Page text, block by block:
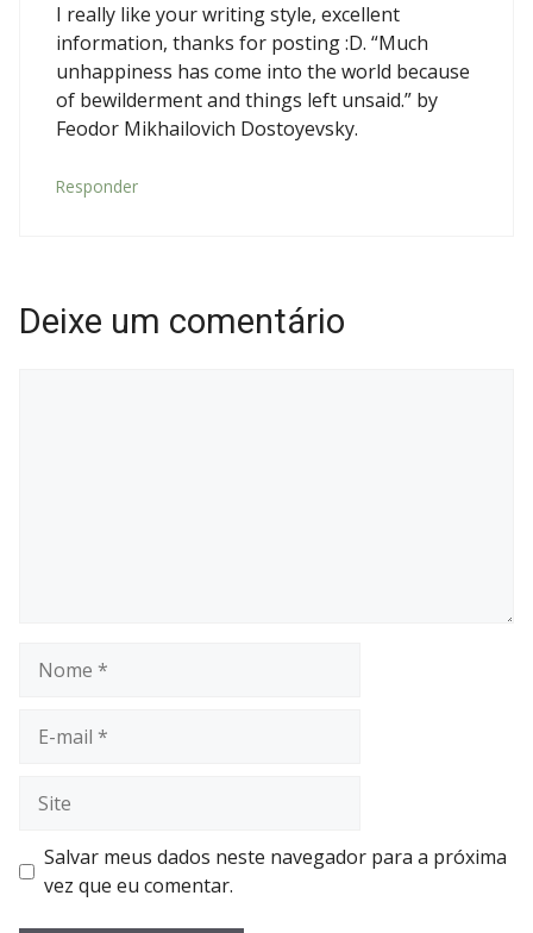
I really like your writing style, excellent
information, thanks for posting :D. “Much
unhappiness has come into the world because
of bewilderment and things left unsaid.” by
Feodor Mikhailovich Dostoyevsky.
Responder
Deixe um comentário
mail
Salvar meus dados neste navegador para a próxima
vez que eu comentar.